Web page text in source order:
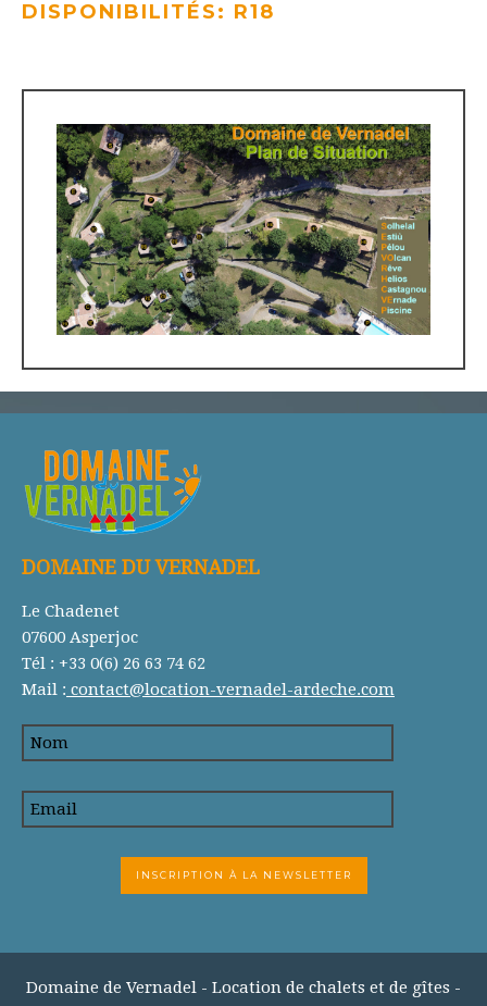
DISPONIBILITÉS: R18
DOMAINE DU VERNADEL
Le Chadenet
07600 Asperjoc
Tél : +33 0(6) 26 63 74 62
Mail : contact@location-vernadel-ardeche.com
Domaine de Vernadel - Location de chalets et de gîtes -